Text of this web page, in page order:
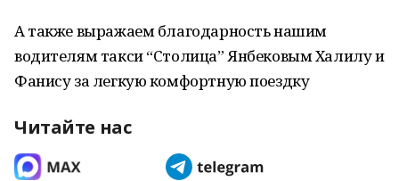
А также выражаем благодарность нашим
водителям такси “Столица” Янбековым Халилу и
Фанису за легкую комфортную поездку
Читайте нас